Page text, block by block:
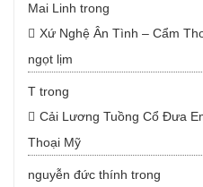
Mai Linh trong
Xứ Nghệ Ân Tình – Cẩm
ngọt lịm
T trong
Cải Lương Tuồng Cổ Đưa
Thoại Mỹ
nguyễn đức thính trong